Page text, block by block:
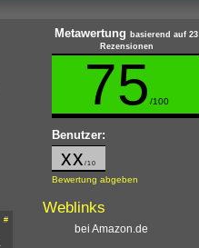
#
Metawertungbasierend auf 23
Rezensionen
75 /100
Benutzer:
xx /10
Bewertung abgeben
Weblinks
bei Amazon.de